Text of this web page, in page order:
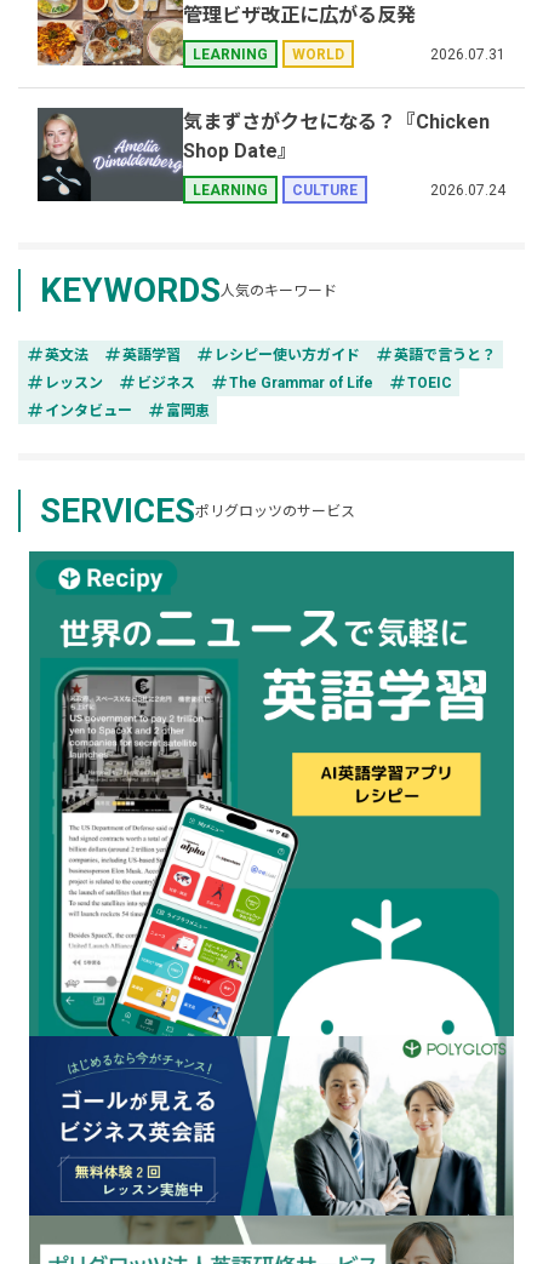
管理ビザ改正に広がる反発
LEARNING WORLD 2026.07.31
気まずさがクセになる？『Chicken
Shop Date』
LEARNING CULTURE 2026.07.24
KEYWORDS 人気のキーワード
tag英文法 tag英語学習 tag レシピー使い方ガイド tag英語で言うと？
tag レッスン tag ビジネス tagThe Grammar of Life tagTOEIC
tag インタビュー tag富岡恵
SERVICESポリグロッツのサービス